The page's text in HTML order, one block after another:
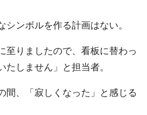
ンボルを作る計画はない。
至りましたので、看板に替わっ
しません」と担当者。
間、「寂しくなった」と感じる